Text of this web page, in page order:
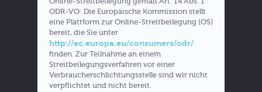
ODR-VO: Die Europäische Kommission stellt
eine Plattform zur Online-Streitbeilegung (OS)
bereit, die Sie unter
http://ec.europa.eu/consumers/odr/
finden. Zur Teilnahme an einem
Streitbeilegungsverfahren vor einer
Verbraucherschlichtungsstelle sind wir nicht
verpflichtet und nicht bereit.